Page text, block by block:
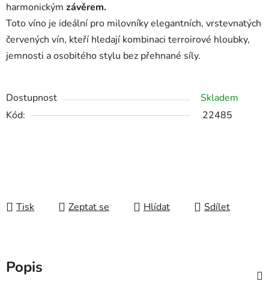
harmonickým závěrem.
Toto víno je ideální pro milovníky elegantních, vrstevnatých
červených vín, kteří hledají kombinaci terroirové hloubky,
jemnosti a osobitého stylu bez přehnané síly.
Dostupnost
Skladem
Kód:
22485
Tisk Zeptat se Hlídat Sdílet
Popis